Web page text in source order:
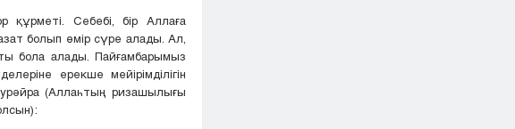
Себебі, бір Аллаға
болып өмір сүре алады. Ал,
бола алады. Пайғамбарымыз
ерекше мейірімділігін
(Аллаһтың ризашылығы